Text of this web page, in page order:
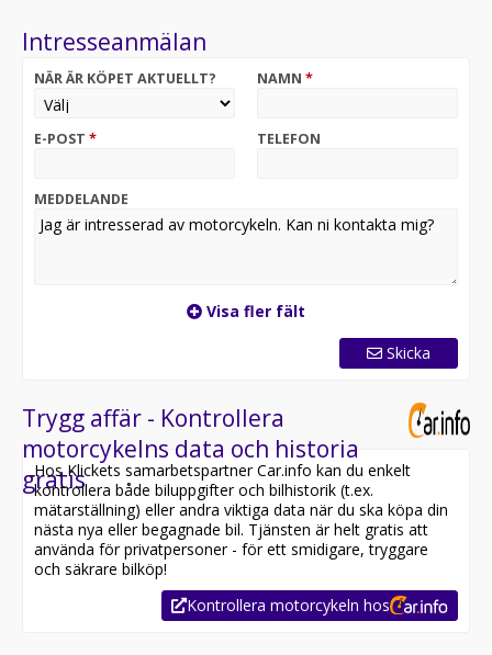
våra annonser
vi leverera eran nya och begagnade Harley om ni vill ha
hjälp med det . även till Spanien . Alicante / Torrevieja
För mer information, ring oss på 013-204848 eller
boka våran prispressade 5+ service för Harley,
Triumph och indian 5år eller äldre för endast 1995kr
Vi utför även service och reparationer på antika Harley-
uppdatering/ombyggnation och trimning/mappning av
Välkommen att boka en tid. Verkstaden når ni på: 013-
Intresseanmälan
NÄR ÄR KÖPET AKTUELLT? NAMN *
E-POST * TELEFON
MEDDELANDE
Visa fler fält
Skicka
Trygg affär - Kontrollera
motorcykelns data och historia
gratis
Hos Klickets samarbetspartner Car.info kan du enkelt
kontrollera både biluppgifter och bilhistorik (t.ex.
mätarställning) eller andra viktiga data när du ska köpa din
nästa nya eller begagnade bil. Tjänsten är helt gratis att
använda för privatpersoner - för ett smidigare, tryggare
och säkrare bilköp!
Kontrollera motorcykeln hos